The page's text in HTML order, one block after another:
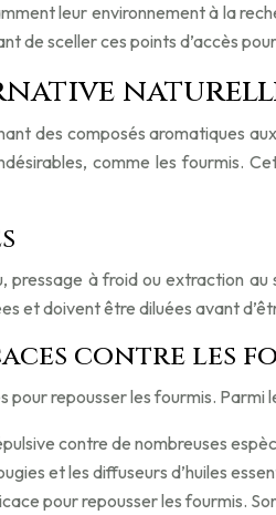
leur environnement à la
de sceller ces points d’accès
des composés aromatiques
comme les fourmis.
pressage à froid ou extraction
et doivent être diluées avant
contre les
repousser les fourmis. Parmi
contre de nombreuses
et les diffuseurs d’huiles
pour repousser les fourmis.